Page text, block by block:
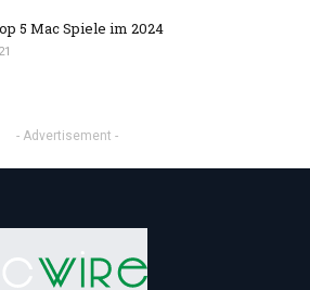
5 Mac Spiele im 2024
- Advertisement -